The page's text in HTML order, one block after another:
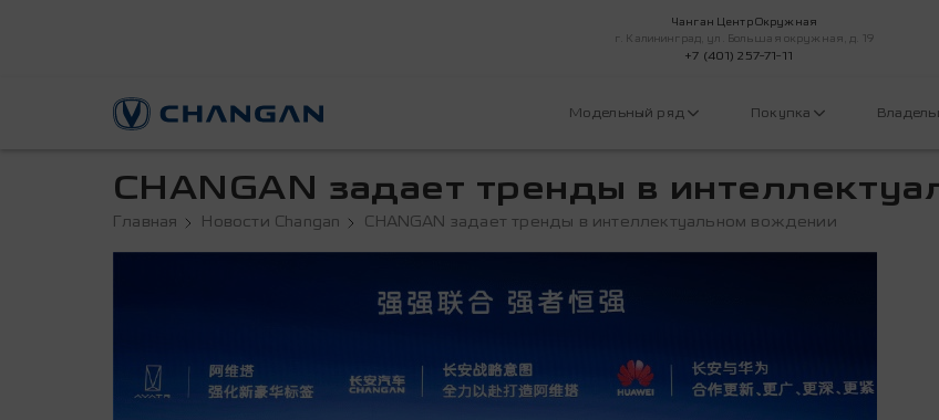
Чанган Центр Окружная
г. Калининград, ул. Большая окружная, д. 19
+7 (401) 257-71-11
Модельный ряд Покупка
CHANGAN задает тренды в
Главная Новости Changan CHANGAN задает тренды в интеллектуальном вождении